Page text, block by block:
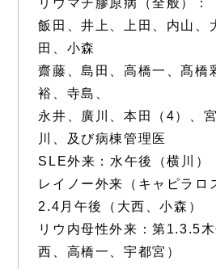
飯田、井上、上田、内山、
田、小森
齋藤、島田、高橋一、髙橋
裕、寺島、
永井、廣川、本田（4）、
川、及び病棟管理医
SLE外来：水午後（横川）
レイノー外来（キャピラロ
2.4月午後（大西、小森）
リウ内母性外来：第1.3.5
西、高橋一、宇都宮）